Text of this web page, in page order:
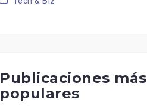
Publicaciones más
populares